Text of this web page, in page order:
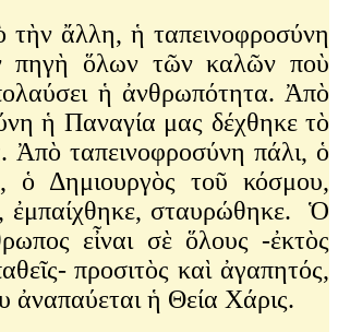
τὴν ἄλλη, ἡ ταπεινοφροσύνη
πηγὴ ὅλων τῶν καλῶν ποὺ
ἡ ἀνθρωπότητα. Ἀπὸ
ἡ Παναγία μας δέχθηκε τὸ
Ἀπὸ ταπεινοφροσύνη πάλι, ὁ
ὁ Δημιουργὸς τοῦ κόσμου,
ἐμπαίχθηκε, σταυρώθηκε. Ὁ
εἶναι σὲ ὅλους -ἐκτὸς
προσιτὸς καὶ ἀγαπητός,
ἀναπαύεται ἡ Θεία Χάρις.